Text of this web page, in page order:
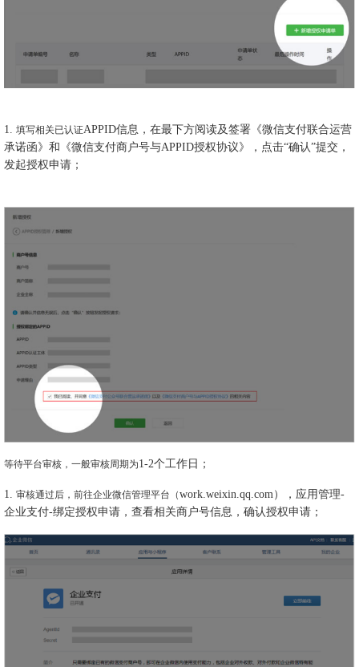
1. 填写相关已认证APPID信息，在最下方阅读及签署《微信支付联合运营
承诺函》和《微信支付商户号与APPID授权协议》，点击“确认”提交，
发起授权申请；
等待平台审核，一般审核周期为1-2个工作日；
1. 审核通过后，前往企业微信管理平台（work.weixin.qq.com），应用管理-
企业支付-绑定授权申请，查看相关商户号信息，确认授权申请；